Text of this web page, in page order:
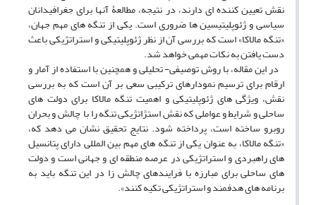
نقش تعیین کننده ای دارند، در نتیجه، مطالعۀ آنها برای جغرافیدانان
سیاسی و ژئوپلیتیسین ها ضروری است. یکی از تنگه های مهم جهان،
«تنگه مالاکا» است که بررسی آن از نظر ژئوپلیتیکی و استراتژیکی باعث
دست یافتن به نکات مهمی خواهد شد.
در این مقاله، با روش توصیفی- تحلیلی و همچنین با استفاده از آمار و
ارقام برای ترسیم نمودارهای ترکیبی سعی بر آن است که به بررسی
نقش، ویژگی های ژئوپلیتیکی و اهمیت تنگه مالاکا برای دولت های
ساحلی و شرایط و عواملی که نقش استژاتژیکی تنگه را با چالش و بحران
روبرو ساخته است، پرداخته شود. نتایج تحقیق نشان می دهد که،
«تنگه مالاکا، به عنوان یکی از تنگه های مهم بین المللی دارای پتانسیل
های راهبردی و استراتژیکی در عرصه منطقه ای و جهانی است و دولت
های ساحلی برای مبارزه با فرایندهای چالش زا در این تنگه باید به
برنامه های هدفمند و استراتژیکی تکیه کنند».